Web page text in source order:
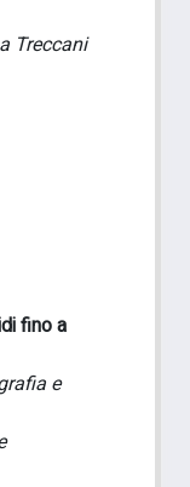
Treccani
fino a
e